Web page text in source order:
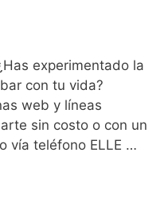
experimentado la
con tu vida?
web y líneas
sin costo o con un
vía teléfono ELLE …